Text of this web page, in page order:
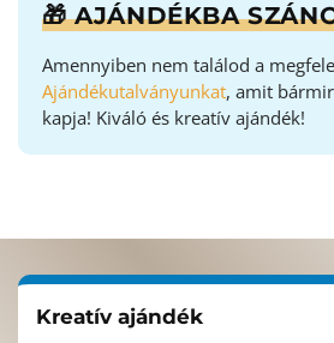
🎁 AJÁNDÉKBA
Amennyiben nem találod a
Ajándékutalványunkat, amit
kapja! Kiváló és kreatív ajándék!
Kreatív ajándék